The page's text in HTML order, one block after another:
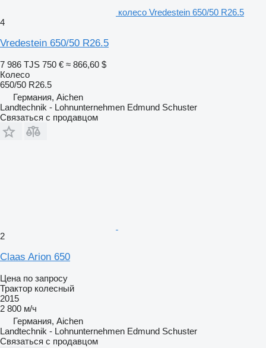
колесо Vredestein 650/50 R26.5
4
Vredestein 650/50 R26.5
7 986 TJS 750 € ≈ 866,60 $
Колесо
650/50 R26.5
Германия, Aichen
Landtechnik - Lohnunternehmen Edmund Schuster
Связаться с продавцом
2
Claas Arion 650
Цена по запросу
Трактор колесный
2015
2 800 м/ч
Германия, Aichen
Landtechnik - Lohnunternehmen Edmund Schuster
Связаться с продавцом